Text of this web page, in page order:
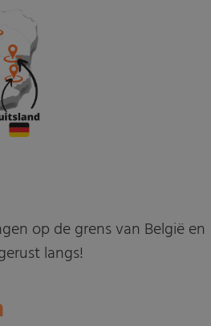
op de grens van België en
langs!